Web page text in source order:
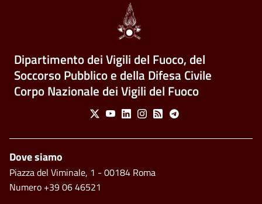
Dipartimento dei Vigili del Fuoco, del
Soccorso Pubblico e della Difesa Civile
Corpo Nazionale dei Vigili del Fuoco
Social Menu
X YoutubeLinkedinInstagram
Feed Telegram
Piè di pagina
Dove siamo
Piazza del Viminale, 1 - 00184 Roma
Numero +39 06 46521